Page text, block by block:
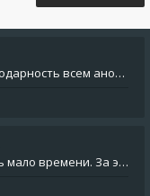
Хочу выразить искреннюю благодарность всем анонимным пользователям, которые поддержали наше сообщество финансово. Благод
💡 Друзья, скажу прямо. Осталось мало времени. За это время нам нужно закрыть последние обязательные расходы: около 500